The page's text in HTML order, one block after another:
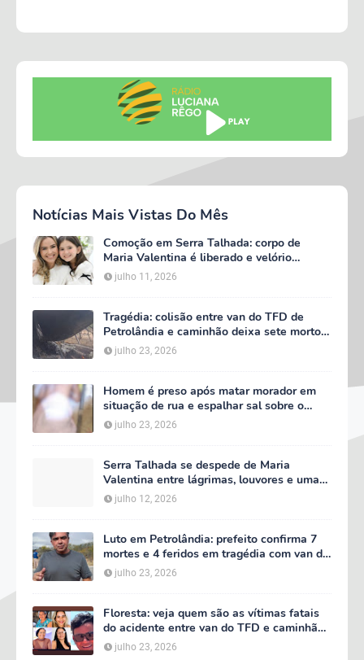
Notícias Mais Vistas Do Mês
Comoção em Serra Talhada: corpo de
Maria Valentina é liberado e velório
começa às 5h deste domingo
julho 11, 2026
Tragédia: colisão entre van do TFD de
Petrolândia e caminhão deixa sete mortos
em Floresta
julho 23, 2026
Homem é preso após matar morador em
situação de rua e espalhar sal sobre o
corpo em Serra Talhada
julho 23, 2026
Serra Talhada se despede de Maria
Valentina entre lágrimas, louvores e uma
multidão que caminhou ao lado da família
julho 12, 2026
Luto em Petrolândia: prefeito confirma 7
mortes e 4 feridos em tragédia com van do
TFD e decreta três dias de luto oficial
julho 23, 2026
Floresta: veja quem são as vítimas fatais
do acidente entre van do TFD e caminhão
na PE-360
julho 23, 2026